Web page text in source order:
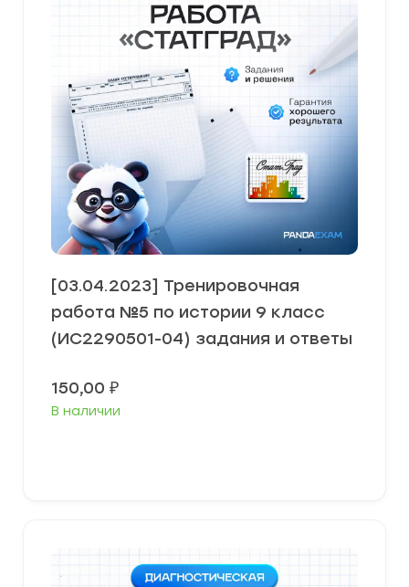
[03.04.2023] Тренировочная
работа №5 по истории 9 класс
(ИС2290501-04) задания и ответы
150,00 ₽
В наличии